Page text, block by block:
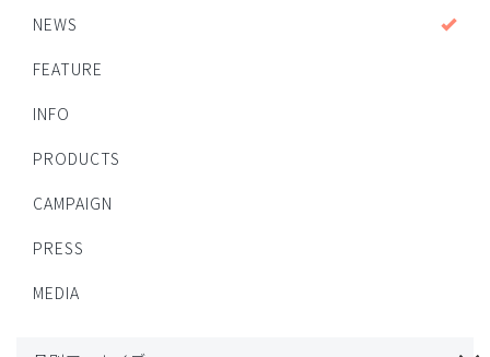
NEWS
FEATURE
INFO
PRODUCTS
CAMPAIGN
PRESS
MEDIA